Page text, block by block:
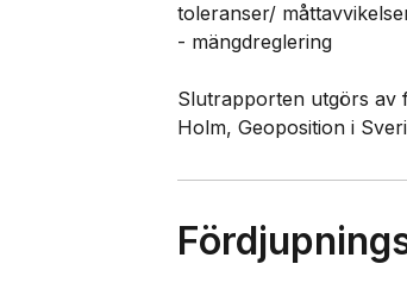
toleranser/
- mängdreglering
Slutrapporten utgörs av
Holm, Geoposition i